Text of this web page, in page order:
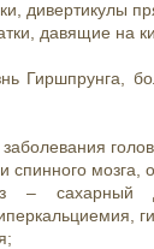
дивертикулы
давящие на
Гиршпрунга,
спинного мозга,
сахарный